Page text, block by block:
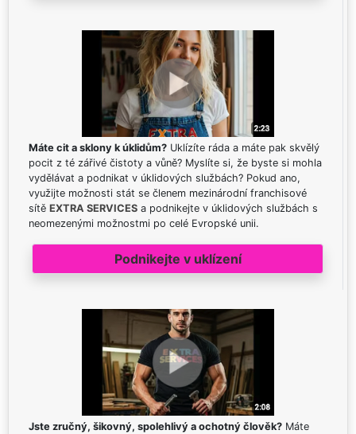
Máte cit a sklony k úklidům? Uklízíte ráda a máte pak skvělý
pocit z té zářivé čistoty a vůně? Myslíte si, že byste si mohla
vydělávat a podnikat v úklidových službách? Pokud ano,
využijte možnosti stát se členem mezinárodní franchisové
sítě EXTRA SERVICES a podnikejte v úklidových službách s
neomezenými možnostmi po celé Evropské unii.
Podnikejte v uklízení
Jste zručný, šikovný, spolehlivý a ochotný člověk? Máte